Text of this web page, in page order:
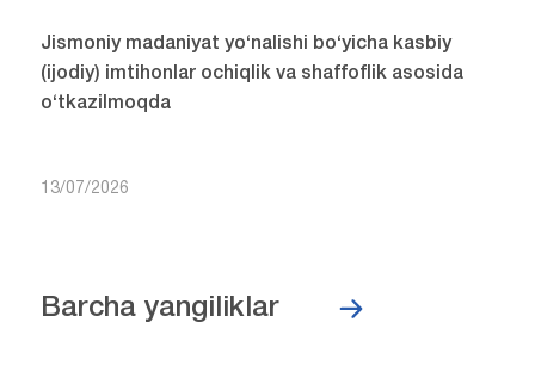
Jismoniy madaniyat yo‘nalishi bo‘yicha kasbiy
(ijodiy) imtihonlar ochiqlik va shaffoflik asosida
o‘tkazilmoqda
13/07/2026
Barcha yangiliklar